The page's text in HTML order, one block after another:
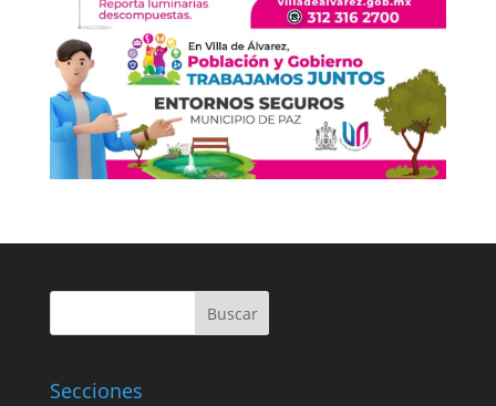
Buscar
Secciones